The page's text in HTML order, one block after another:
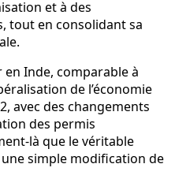
et à des
tout en consolidant sa
Inde, comparable à
de l’économie
avec des changements
des permis
là que le véritable
simple modification de